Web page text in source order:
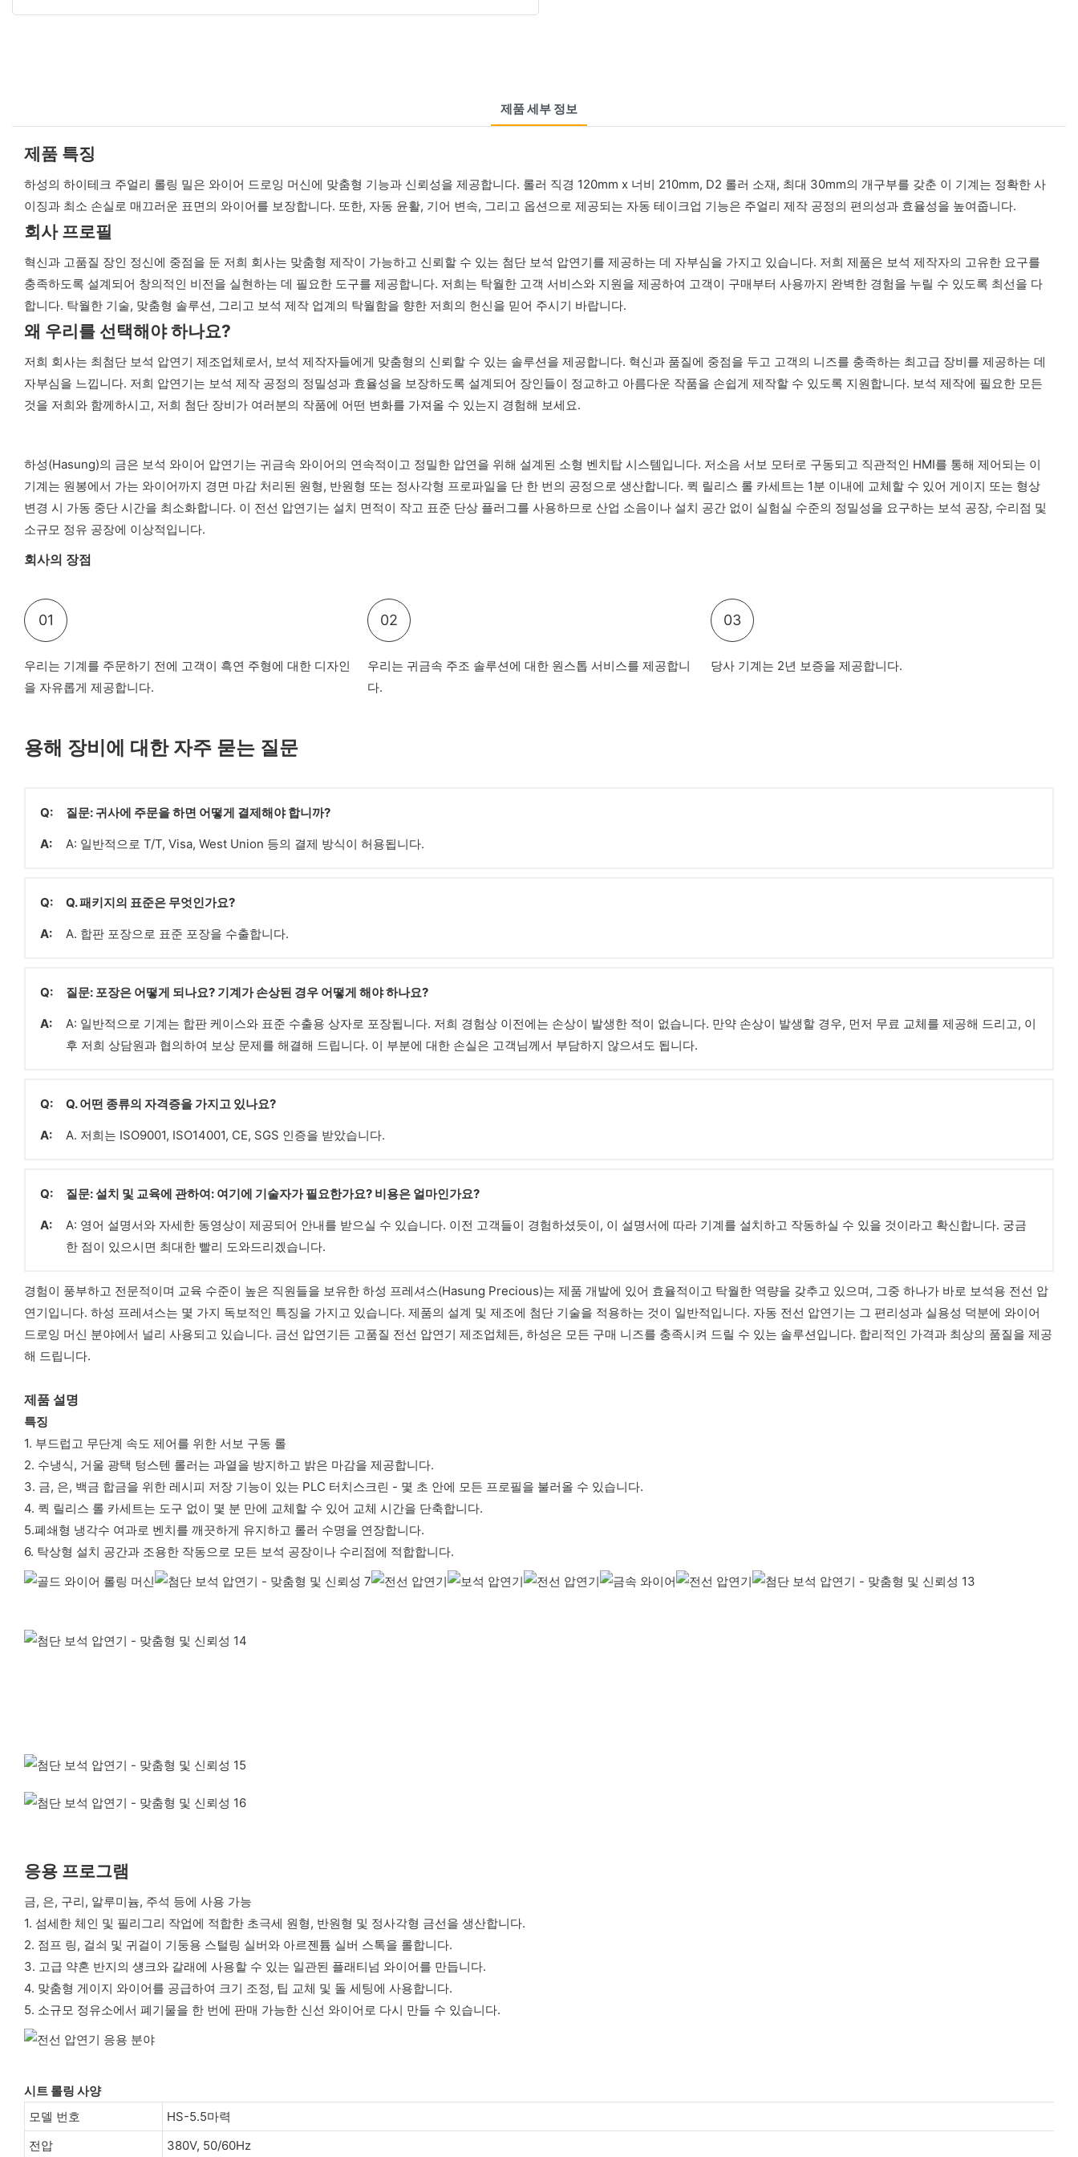
제품 세부 정보
제품 특징
하성의 하이테크 주얼리 롤링 밀은 와이어 드로잉 머신에 맞춤형 기능과 신뢰성을 제공합니다. 롤러 직경 120mm x 너비 210mm, D2 롤러 소재, 최대 30mm의 개구부를 갖춘 이 기계는 정확한 사
이징과 최소 손실로 매끄러운 표면의 와이어를 보장합니다. 또한, 자동 윤활, 기어 변속, 그리고 옵션으로 제공되는 자동 테이크업 기능은 주얼리 제작 공정의 편의성과 효율성을 높여줍니다.
회사 프로필
혁신과 고품질 장인 정신에 중점을 둔 저희 회사는 맞춤형 제작이 가능하고 신뢰할 수 있는 첨단 보석 압연기를 제공하는 데 자부심을 가지고 있습니다. 저희 제품은 보석 제작자의 고유한 요구를
충족하도록 설계되어 창의적인 비전을 실현하는 데 필요한 도구를 제공합니다. 저희는 탁월한 고객 서비스와 지원을 제공하여 고객이 구매부터 사용까지 완벽한 경험을 누릴 수 있도록 최선을 다
합니다. 탁월한 기술, 맞춤형 솔루션, 그리고 보석 제작 업계의 탁월함을 향한 저희의 헌신을 믿어 주시기 바랍니다.
왜 우리를 선택해야 하나요?
저희 회사는 최첨단 보석 압연기 제조업체로서, 보석 제작자들에게 맞춤형의 신뢰할 수 있는 솔루션을 제공합니다. 혁신과 품질에 중점을 두고 고객의 니즈를 충족하는 최고급 장비를 제공하는 데
자부심을 느낍니다. 저희 압연기는 보석 제작 공정의 정밀성과 효율성을 보장하도록 설계되어 장인들이 정교하고 아름다운 작품을 손쉽게 제작할 수 있도록 지원합니다. 보석 제작에 필요한 모든
것을 저희와 함께하시고, 저희 첨단 장비가 여러분의 작품에 어떤 변화를 가져올 수 있는지 경험해 보세요.
하성(Hasung)의 금은 보석 와이어 압연기는 귀금속 와이어의 연속적이고 정밀한 압연을 위해 설계된 소형 벤치탑 시스템입니다. 저소음 서보 모터로 구동되고 직관적인 HMI를 통해 제어되는 이
기계는 원봉에서 가는 와이어까지 경면 마감 처리된 원형, 반원형 또는 정사각형 프로파일을 단 한 번의 공정으로 생산합니다. 퀵 릴리스 롤 카세트는 1분 이내에 교체할 ​​수 있어 게이지 또는 형상
변경 시 가동 중단 시간을 최소화합니다. 이 전선 압연기는 설치 면적이 작고 표준 단상 플러그를 사용하므로 산업 소음이나 설치 공간 없이 실험실 수준의 정밀성을 요구하는 보석 공장, 수리점 및
소규모 정유 공장에 이상적입니다.
회사의 장점
01
우리는 기계를 주문하기 전에 고객이 흑연 주형에 대한 디자인
을 자유롭게 제공합니다.
02
우리는 귀금속 주조 솔루션에 대한 원스톱 서비스를 제공합니
다.
03
당사 기계는 2년 보증을 제공합니다.
용해 장비에 대한 자주 묻는 질문
Q: 질문: 귀사에 주문을 하면 어떻게 결제해야 합니까?
A: A: 일반적으로 T/T, Visa, West Union 등의 결제 방식이 허용됩니다.
Q: Q. 패키지의 표준은 무엇인가요?
A: A. 합판 포장으로 표준 포장을 수출합니다.
Q: 질문: 포장은 어떻게 되나요? 기계가 손상된 경우 어떻게 해야 하나요?
A:
A: 일반적으로 기계는 합판 케이스와 표준 수출용 상자로 포장됩니다. 저희 경험상 이전에는 손상이 발생한 적이 없습니다. 만약 손상이 발생할 경우, 먼저 무료 교체를 제공해 드리고, 이
후 저희 상담원과 협의하여 보상 문제를 해결해 드립니다. 이 부분에 대한 손실은 고객님께서 부담하지 않으셔도 됩니다.
Q: Q. 어떤 종류의 자격증을 가지고 있나요?
A: A. 저희는 ISO9001, ISO14001, CE, SGS 인증을 받았습니다.
Q: 질문: 설치 및 교육에 관하여: 여기에 기술자가 필요한가요? 비용은 얼마인가요?
A:
A: 영어 설명서와 자세한 동영상이 제공되어 안내를 받으실 수 있습니다. 이전 고객들이 경험하셨듯이, 이 설명서에 따라 기계를 설치하고 작동하실 수 있을 것이라고 확신합니다. 궁금
한 점이 있으시면 최대한 빨리 도와드리겠습니다.
경험이 풍부하고 전문적이며 교육 수준이 높은 직원들을 보유한 하성 프레셔스(Hasung Precious)는 제품 개발에 있어 효율적이고 탁월한 역량을 갖추고 있으며, 그중 하나가 바로 보석용 전선 압
연기입니다. 하성 프레셔스는 몇 가지 독보적인 특징을 가지고 있습니다. 제품의 설계 및 제조에 첨단 기술을 적용하는 것이 일반적입니다. 자동 전선 압연기는 그 편리성과 실용성 덕분에 와이어
드로잉 머신 분야에서 널리 사용되고 있습니다. 금선 압연기든 고품질 전선 압연기 제조업체든, 하성은 모든 구매 니즈를 충족시켜 드릴 수 있는 솔루션입니다. 합리적인 가격과 최상의 품질을 제공
해 드립니다.
제품 설명
특징
1. 부드럽고 무단계 속도 제어를 위한 서보 구동 롤
2. 수냉식, 거울 광택 텅스텐 롤러는 과열을 방지하고 밝은 마감을 제공합니다.
3. 금, 은, 백금 합금을 위한 레시피 저장 기능이 있는 PLC 터치스크린 - 몇 초 안에 모든 프로필을 불러올 수 있습니다.
4. 퀵 릴리스 롤 카세트는 도구 없이 몇 분 만에 교체할 ​​수 있어 교체 시간을 단축합니다.
5.폐쇄형 냉각수 여과로 벤치를 깨끗하게 유지하고 롤러 수명을 연장합니다.
6. 탁상형 설치 공간과 조용한 작동으로 모든 보석 공장이나 수리점에 적합합니다.
응용 프로그램
금, 은, 구리, 알루미늄, 주석 등에 사용 가능
1. 섬세한 체인 및 필리그리 작업에 적합한 초극세 원형, 반원형 및 정사각형 금선을 생산합니다.
2. 점프 링, 걸쇠 및 귀걸이 기둥용 스털링 실버와 아르젠튬 실버 스톡을 롤합니다.
3. 고급 약혼 반지의 섕크와 갈래에 사용할 수 있는 일관된 플래티넘 와이어를 만듭니다.
4. 맞춤형 게이지 와이어를 공급하여 크기 조정, 팁 교체 및 돌 세팅에 사용합니다.
5. 소규모 정유소에서 폐기물을 한 번에 판매 가능한 신선 와이어로 다시 만들 수 있습니다.
시트 롤링 사양
모델 번호
HS-5.5마력
전압
380V, 50/60Hz